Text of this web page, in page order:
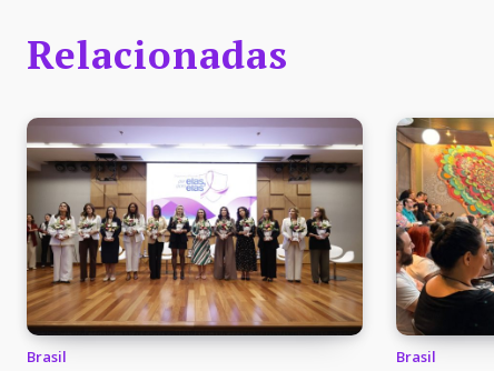
Relacionadas
Brasil Brasil